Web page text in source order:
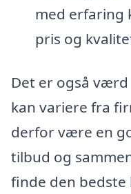
med erfaring
pris og
Det er også
kan variere fra
derfor være en
tilbud og
finde den